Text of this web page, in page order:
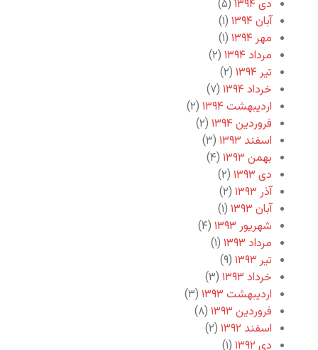
دی ۱۳۹۴
(۵)
آبان ۱۳۹۴
(۱)
مهر ۱۳۹۴
(۱)
مرداد ۱۳۹۴
(۲)
تیر ۱۳۹۴
(۲)
خرداد ۱۳۹۴
(۷)
اردیبهشت ۱۳۹۴
(۲)
فروردین ۱۳۹۴
(۲)
اسفند ۱۳۹۳
(۳)
بهمن ۱۳۹۳
(۴)
دی ۱۳۹۳
(۲)
آذر ۱۳۹۳
(۲)
آبان ۱۳۹۳
(۱)
شهریور ۱۳۹۳
(۴)
مرداد ۱۳۹۳
(۱)
تیر ۱۳۹۳
(۹)
خرداد ۱۳۹۳
(۳)
اردیبهشت ۱۳۹۳
(۳)
فروردین ۱۳۹۳
(۸)
اسفند ۱۳۹۲
(۲)
دی ۱۳۹۲
(۱)